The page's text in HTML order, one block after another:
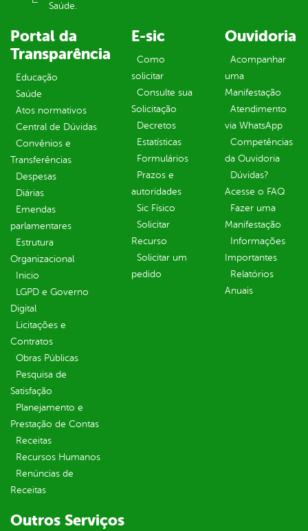
Saúde.
Portal da
Transparência
Educação
Saúde
Atos normativos
Central de Dúvidas
Convênios e
Transferências
Despesas
Diárias
Emendas
parlamentares
Estrutura
Organizacional
Inicio
LGPD e Governo
Digital
Licitações e
Contratos
Obras Públicas
Pesquisa de
Satisfação
Planejamento e
Prestação de Contas
Receitas
Recursos Humanos
Renúncias de
Receitas
E-sic
Como
solicitar
Consulte sua
Solicitação
Decretos
Estatísticas
Formulários
Prazos e
autoridades
Sic Físico
Solicitar
Recurso
Solicitar um
pedido
Ouvidoria
Acompanhar
uma
Manifestação
Atendimento
via WhatsApp
Competências
da Ouvidoria
Dúvidas?
Acesse o FAQ
Fazer uma
Manifestação
Informações
Importantes
Relatórios
Anuais
Outros Serviços